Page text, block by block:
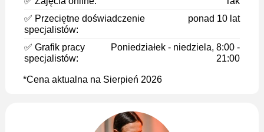
✅ Przeciętne doświadczenie
specjalistów:
ponad 10 lat
✅ Grafik pracy
specjalistów:
Poniedziałek - niedziela, 8:00 -
21:00
*Cena aktualna na Sierpień 2026